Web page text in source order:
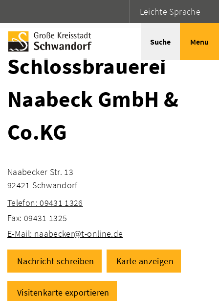
Leichte Sprache
Suche Menu
Schlossbrauerei
Naabeck GmbH &
Co.KG
Naabecker Str. 13
92421 Schwandorf
Telefon: 09431 1326
Fax: 09431 1325
E-Mail: naabecker@t-online.de
Nachricht schreiben Karte anzeigen
Visitenkarte exportieren